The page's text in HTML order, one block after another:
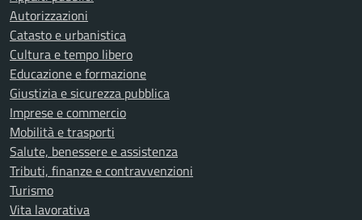
Autorizzazioni
Catasto e urbanistica
Cultura e tempo libero
Educazione e formazione
Giustizia e sicurezza pubblica
Imprese e commercio
Mobilità e trasporti
Salute, benessere e assistenza
Tributi, finanze e contravvenzioni
Turismo
Vita lavorativa